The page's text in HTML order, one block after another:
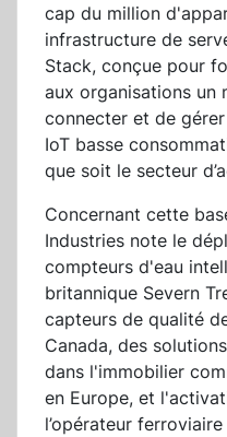
cap du million
infrastructure de
Stack, conçue pour
aux organisations un
connecter et de gérer
IoT basse
que soit le secteur
Concernant cette
Industries note le
compteurs d'eau
britannique Severn
capteurs de qualité
Canada, des
dans l'immobilier
en Europe, et
l’opérateur